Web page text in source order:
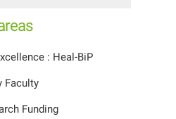
: Heal-BiP
Faculty
Funding